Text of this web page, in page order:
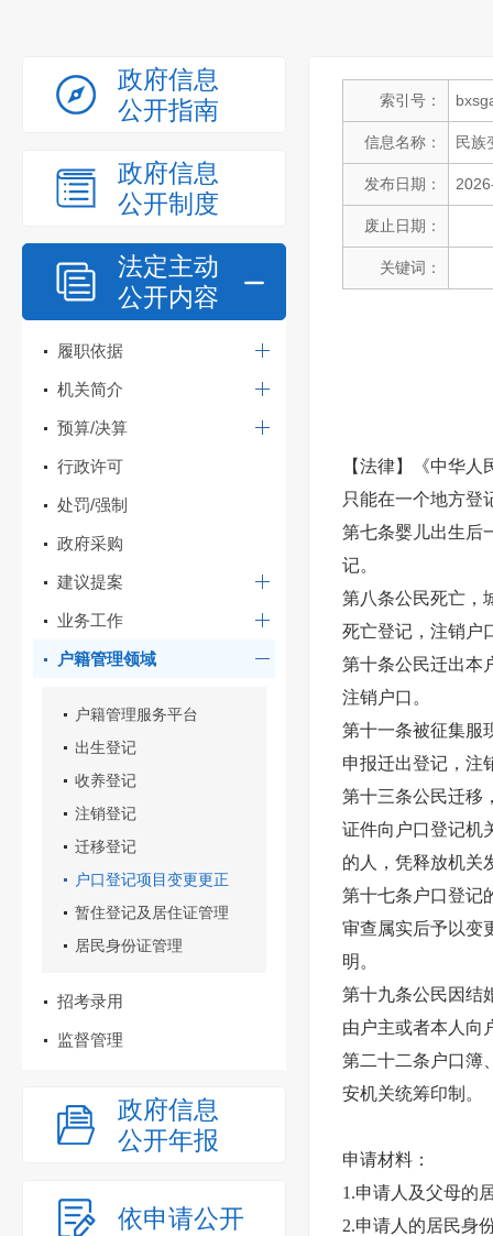
政府信息
公开指南
政府信息
公开制度
法定主动
公开内容
履职依据
机关简介
预算/决算
行政许可
处罚/强制
政府采购
建议提案
业务工作
户籍管理领域
户籍管理服务平台
出生登记
收养登记
注销登记
迁移登记
户口登记项目变更更正
暂住登记及居住证管理
居民身份证管理
招考录用
监督管理
政府信息
公开年报
依申请公开
索引号：
信息名称： 民族
发布日期：
废止日期：
关键词：
【法律】《中华
只能在一个地方登
第七条婴儿出生后
记。
第八条公民死亡，
死亡登记，注销户
第十条公民迁出本
注销户口。
第十一条被征集服
申报迁出登记，注
第十三条公民迁移
证件向户口登记机
的人，凭释放机关
第十七条户口登记
审查属实后予以变
明。
第十九条公民因结
由户主或者本人向
第二十二条户口簿
安机关统筹印制。
申请材料：
1.申请人及父母的
2.申请人的居民身